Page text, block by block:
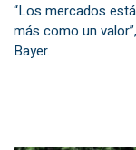
“Los mercados
más como un
Bayer.